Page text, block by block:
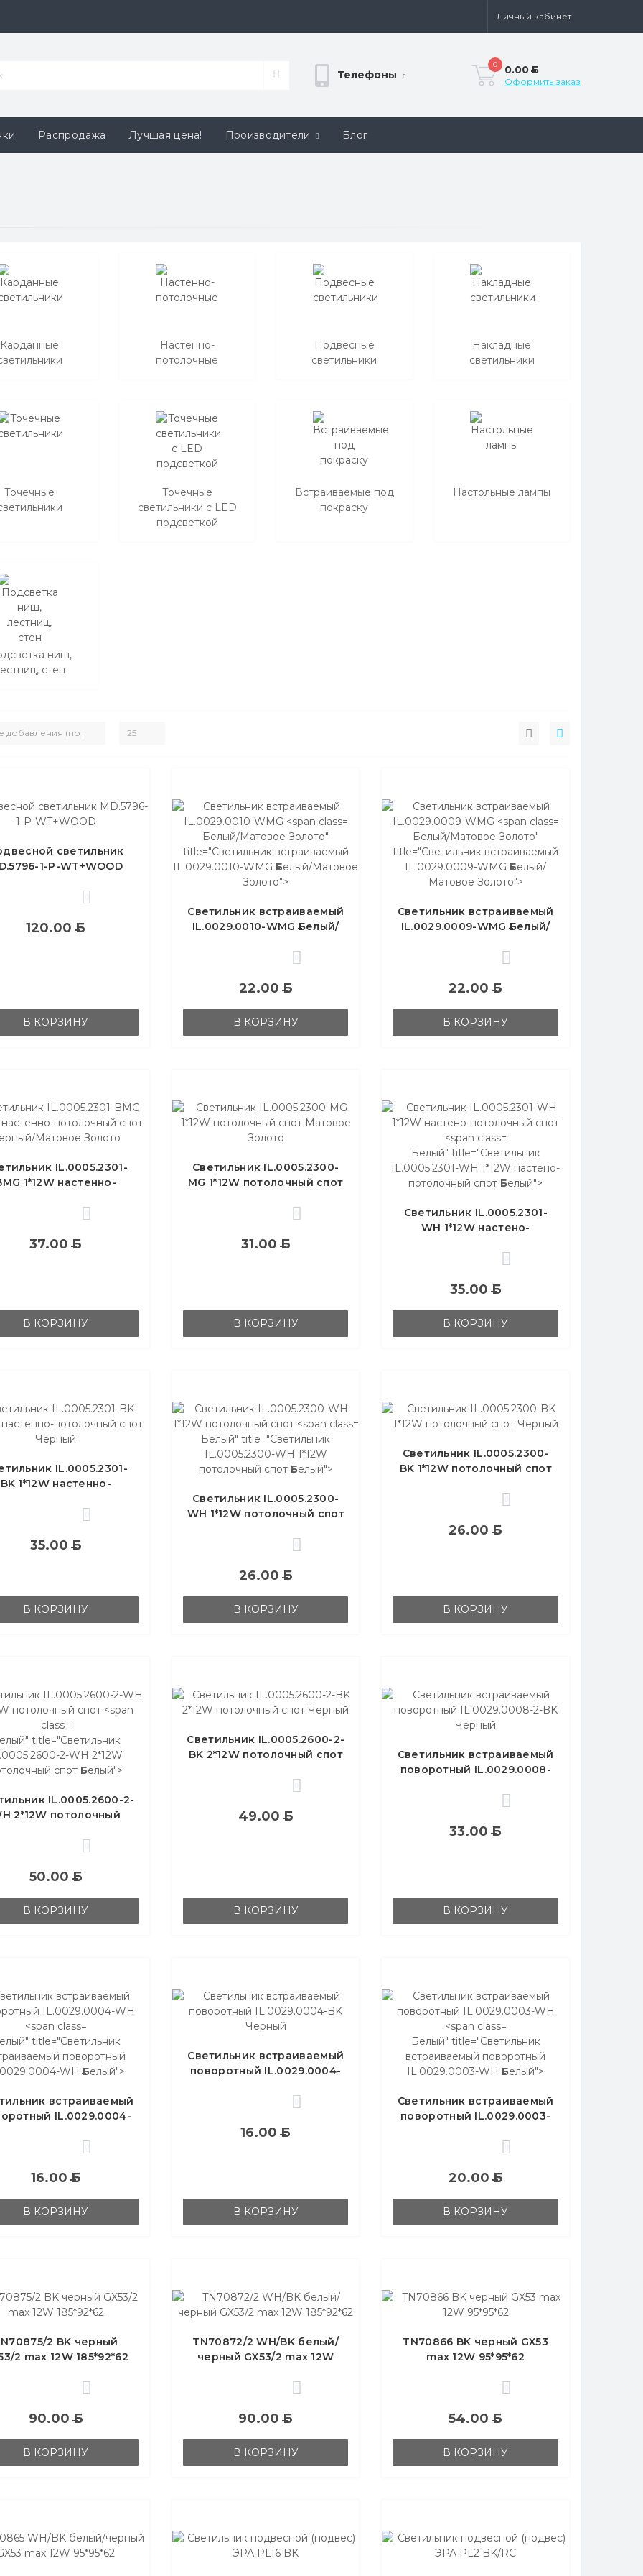
Личный кабинет
Телефоны
0 0.00Б
Оформить заказ
Распродажа Лучшая цена! Производители Блог
Карданные
Настенно-
потолочные
Подвесные
светильники
Накладные
светильники
Точечные
Точечные
светильники с LED
подсветкой
Встраиваемые под
покраску
Настольные лампы
ниш,
стен
светильник
1-P-WT+WOOD
120.00Б
В КОРЗИНУ
Белый/Матовое Золото"
title="Светильник встраиваемый
IL.0029.0010-WMGБелый/Матовое
Золото">
Светильник встраиваемый
IL.0029.0010-WMGБелый/
22.00Б
В КОРЗИНУ
Белый/Матовое Золото"
title="Светильник встраиваемый
IL.0029.0009-WMGБелый/
Матовое Золото">
Светильник встраиваемый
IL.0029.0009-WMGБелый/
22.00Б
В КОРЗИНУ
IL.0005.2301-
1*12W настенно-
37.00Б
В КОРЗИНУ
Светильник IL.0005.2300-
MG 1*12W потолочный спот
31.00Б
В КОРЗИНУ
Белый" title="Светильник
IL.0005.2301-WH 1*12W настено-
потолочный спотБелый">
Светильник IL.0005.2301-
WH 1*12W настено-
35.00Б
В КОРЗИНУ
IL.0005.2301-
BK 1*12W настенно-
35.00Б
В КОРЗИНУ
Белый" title="Светильник
IL.0005.2300-WH 1*12W
потолочный спотБелый">
Светильник IL.0005.2300-
WH 1*12W потолочный спот
26.00Б
В КОРЗИНУ
Светильник IL.0005.2300-
BK 1*12W потолочный спот
26.00Б
В КОРЗИНУ
елый" title="Светильник
2-WH 2*12W
спотБелый">
IL.0005.2600-2-
2*12W потолочный
50.00Б
В КОРЗИНУ
Светильник IL.0005.2600-2-
BK 2*12W потолочный спот
49.00Б
В КОРЗИНУ
Светильник встраиваемый
поворотный IL.0029.0008-
33.00Б
В КОРЗИНУ
елый" title="Светильник
поворотный
WHБелый">
встраиваемый
IL.0029.0004-
16.00Б
В КОРЗИНУ
Светильник встраиваемый
поворотный IL.0029.0004-
16.00Б
В КОРЗИНУ
Белый" title="Светильник
встраиваемый поворотный
IL.0029.0003-WHБелый">
Светильник встраиваемый
поворотный IL.0029.0003-
20.00Б
В КОРЗИНУ
2 BK черный
2 max 12W 185*92*62
90.00Б
В КОРЗИНУ
TN70872/2 WH/BK белый/
черный GX53/2 max 12W
90.00Б
В КОРЗИНУ
TN70866 BK черный GX53
max 12W 95*95*62
54.00Б
В КОРЗИНУ